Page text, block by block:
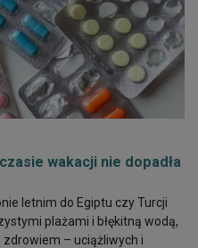
wakacji nie dopadła
letnim do Egiptu czy Turcji
plażami i błękitną wodą,
– uciążliwych i